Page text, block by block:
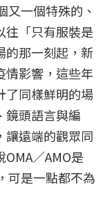
又一個特殊的、
往「只有服裝是
的那一刻起，新
情影響，這些年
了同樣鮮明的場
鏡頭語言與編
讓遠端的觀眾同
／AMO是
可是一點都不為